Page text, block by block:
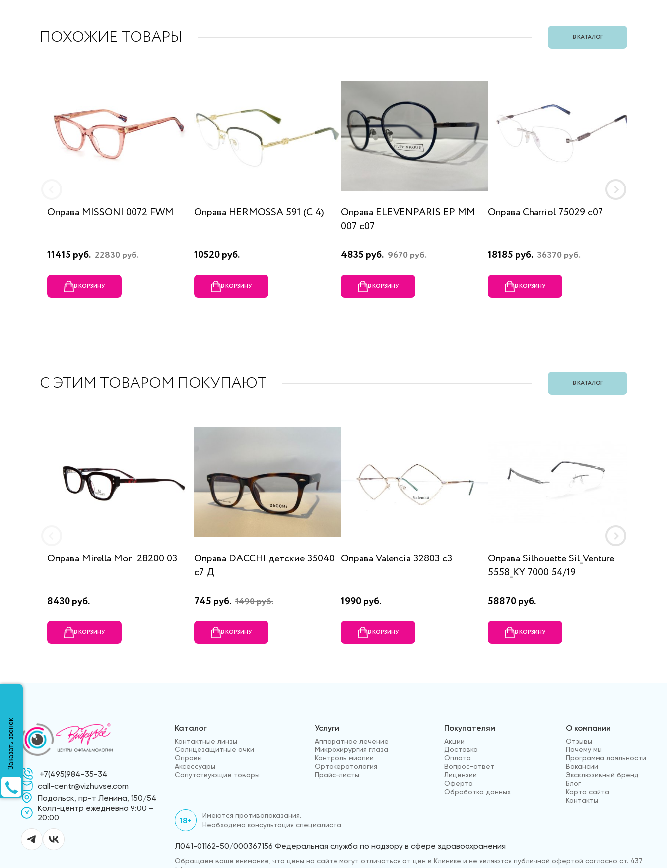
ПОХОЖИЕ ТОВАРЫ В КАТАЛОГ
Оправа MISSONI 0072 FWM
11415 руб. 22830 руб.
В КОРЗИНУ
Оправа HERMOSSA 591 (C 4)
10520 руб.
В КОРЗИНУ
Оправа ELEVENPARIS EP MM
007 c07
4835 руб. 9670 руб.
В КОРЗИНУ
Оправа Charriol 75029 c07
18185 руб. 36370 руб.
В КОРЗИНУ
С ЭТИМ ТОВАРОМ ПОКУПАЮТ В КАТАЛОГ
Оправа Mirella Mori 28200 03
8430 руб.
В КОРЗИНУ
Оправа DACCHI детские 35040
c7 Д
745 руб. 1490 руб.
В КОРЗИНУ
Оправа Valencia 32803 c3
1990 руб.
В КОРЗИНУ
Оправа Silhouette Sil_Venture
5558_KY 7000 54/19
58870 руб.
В КОРЗИНУ
+7(495)984-35-34
call-centr@vizhuvse.com
Подольск, пр-т Ленина, 150/54
Kолл-центр ежедневно 9:00 –
20:00
Каталог
Контактные линзы
Солнцезащитные очки
Оправы
Аксессуары
Сопутствующие товары
Услуги
Аппаратное лечение
Микрохирургия глаза
Контроль миопии
Ортокератология
Прайс-листы
Покупателям
Акции
Доставка
Оплата
Вопрос-ответ
Лицензии
Оферта
Обработка данных
О компании
Отзывы
Почему мы
Программа лояльности
Вакансии
Эксклюзивный бренд
Блог
Карта сайта
Контакты
18+
Имеются противопоказания.
Необходима консультация специалиста
Л041-01162-50/000367156 Федеральная служба по надзору в сфере здравоохранения
Обращаем ваше внимание, что цены на сайте могут отличаться от цен в Клинике и не являются публичной офертой согласно ст. 437
Заказать звонок